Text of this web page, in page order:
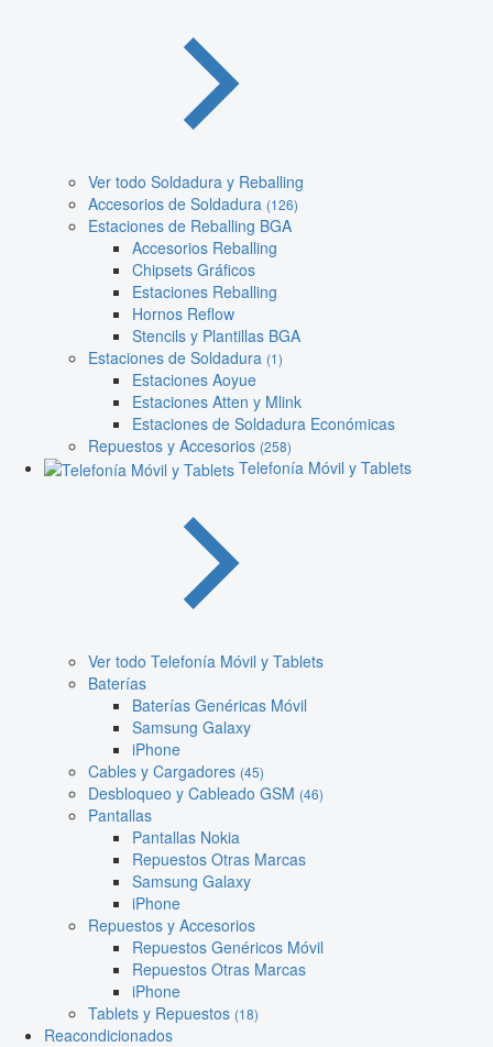
Ver todo Soldadura y Reballing
Accesorios de Soldadura (126)
Estaciones de Reballing BGA
Accesorios Reballing
Chipsets Gráficos
Estaciones Reballing
Hornos Reflow
Stencils y Plantillas BGA
Estaciones de Soldadura (1)
Estaciones Aoyue
Estaciones Atten y Mlink
Estaciones de Soldadura Económicas
Repuestos y Accesorios (258)
Telefonía Móvil y Tablets
Ver todo Telefonía Móvil y Tablets
Baterías
Baterías Genéricas Móvil
Samsung Galaxy
iPhone
Cables y Cargadores (45)
Desbloqueo y Cableado GSM (46)
Pantallas
Pantallas Nokia
Repuestos Otras Marcas
Samsung Galaxy
iPhone
Repuestos y Accesorios
Repuestos Genéricos Móvil
Repuestos Otras Marcas
iPhone
Tablets y Repuestos (18)
Reacondicionados